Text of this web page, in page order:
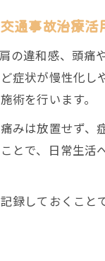
通事故治療活
の違和感、頭
症状が慢性化
術を行います。
みは放置せず
とで、日常生
録しておくこ